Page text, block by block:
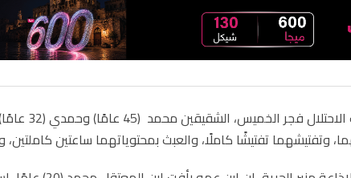
هبة عابد -
وتفتيشهما تفتيشًا كاملًا، والعبث بمحتوياتهما ساعتين